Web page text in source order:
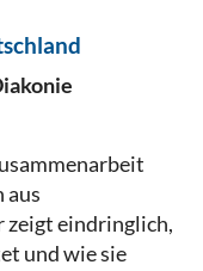
aus
zeigt eindringlich,
und wie sie